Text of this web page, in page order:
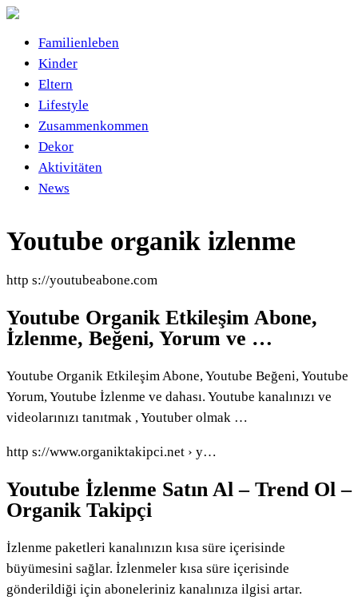
Familienleben
Kinder
Eltern
Lifestyle
Zusammenkommen
Dekor
Aktivitäten
News
Youtube organik izlenme
http s://youtubeabone.com
Youtube Organik Etkileşim Abone,
İzlenme, Beğeni, Yorum ve …
Youtube Organik Etkileşim Abone, Youtube Beğeni, Youtube
Yorum, Youtube İzlenme ve dahası. Youtube kanalınızı ve
videolarınızı tanıtmak , Youtuber olmak …
http s://www.organiktakipci.net › y…
Youtube İzlenme Satın Al – Trend Ol –
Organik Takipçi
İzlenme paketleri kanalınızın kısa süre içerisinde
büyümesini sağlar. İzlenmeler kısa süre içerisinde
gönderildiği için aboneleriniz kanalınıza ilgisi artar.